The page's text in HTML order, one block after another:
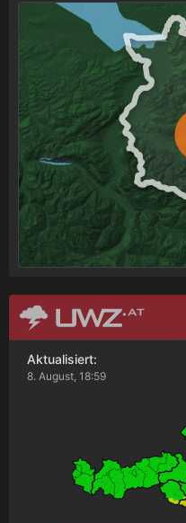
Aktualisiert:
8. August, 18:59